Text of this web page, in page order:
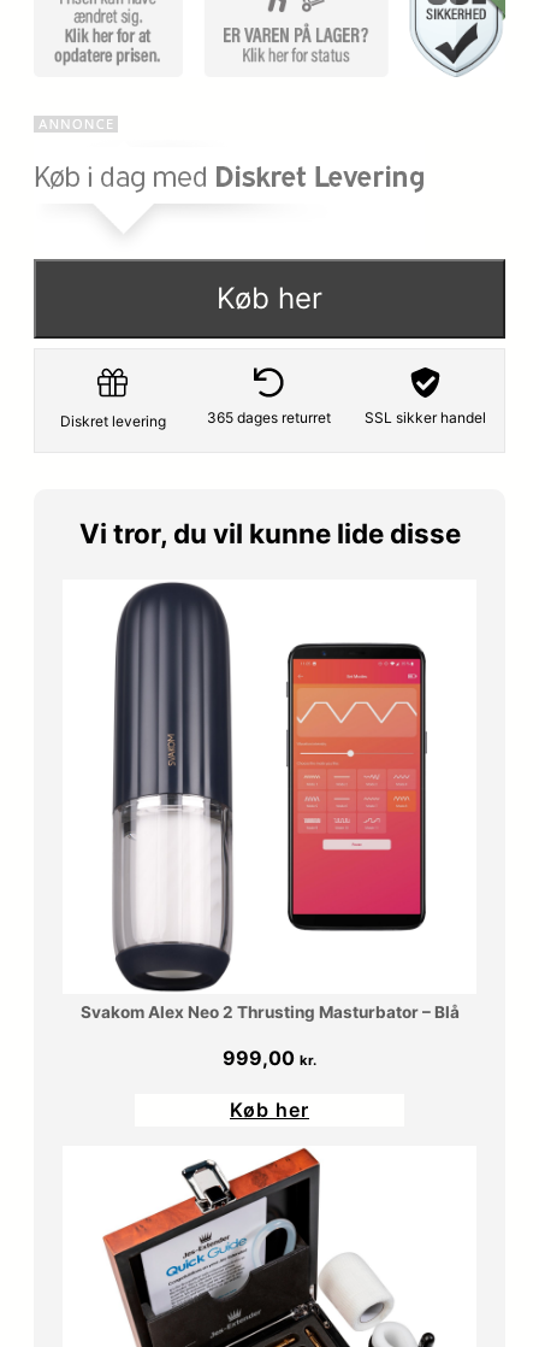
Køb her
Diskret levering 365 dages returret SSL sikker handel
Vi tror, du vil kunne lide disse
Svakom Alex Neo 2 Thrusting Masturbator – Blå
999,00 kr.
Køb her